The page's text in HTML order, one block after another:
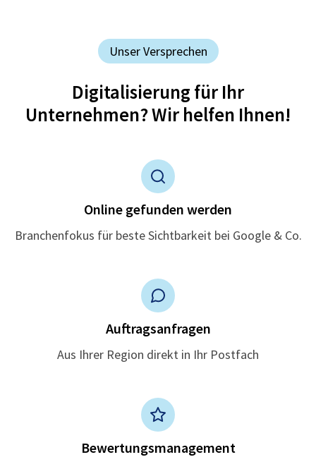
Unser Versprechen
Digitalisierung für Ihr
Unternehmen? Wir helfen Ihnen!
Online gefunden werden
Branchenfokus für beste Sichtbarkeit bei Google & Co.
Auftragsanfragen
Aus Ihrer Region direkt in Ihr Postfach
Bewertungsmanagement